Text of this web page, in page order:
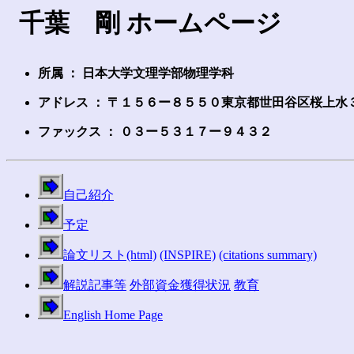
千葉 剛 ホームページ
所属 ： 日本大学文理学部物理学科
アドレス ： 〒１５６ー８５５０東京都世田谷区桜上水
ファックス ： ０３ー５３１７ー９４３２
自己紹介
予定
論文リスト(html) (INSPIRE) (citations summary)
解説記事等 外部資金獲得状況 教育
English Home Page